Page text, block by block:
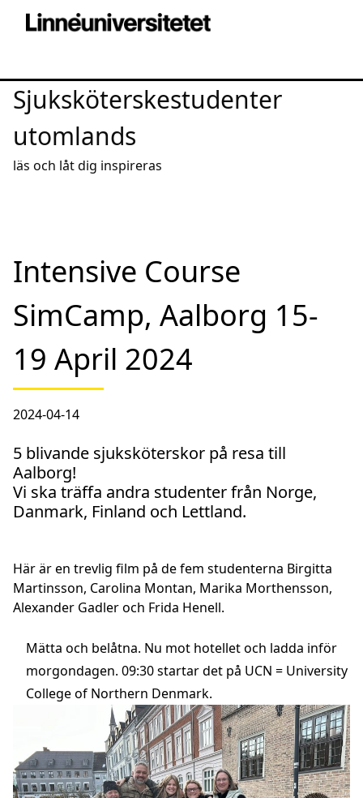
Sjuksköterskestudenter
utomlands
läs och låt dig inspireras
Intensive Course
SimCamp, Aalborg 15-
19 April 2024
2024-04-14
5 blivande sjuksköterskor på resa till
Aalborg!
Vi ska träffa andra studenter från Norge,
Danmark, Finland och Lettland.
Här är en trevlig film på de fem studenterna Birgitta
Martinsson, Carolina Montan, Marika Morthensson,
Alexander Gadler och Frida Henell.
Mätta och belåtna. Nu mot hotellet och ladda inför
morgondagen. 09:30 startar det på UCN = University
College of Northern Denmark.